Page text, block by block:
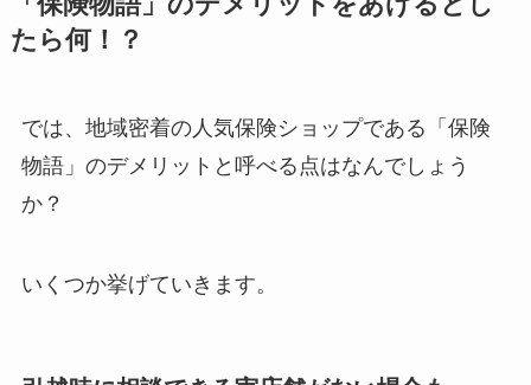
たら何！？
では、地域密着の人気保険ショップである「保険
物語」のデメリットと呼べる点はなんでしょう
か？
いくつか挙げていきます。